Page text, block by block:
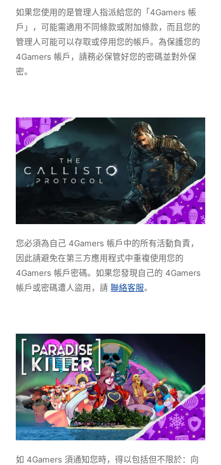
如果您使用的是管理人指派給您的「4Gamers 帳
戶」，可能需適用不同條款或附加條款，而且您的
管理人可能可以存取或停用您的帳戶。為保護您的
4Gamers 帳戶，請務必保管好您的密碼並對外保
密。
您必須為自己 4Gamers 帳戶中的所有活動負責，
因此請避免在第三方應用程式中重複使用您的
4Gamers 帳戶密碼。如果您發現自己的 4Gamers
帳戶或密碼遭人盜用，請 聯絡客服。
如 4Gamers 須通知您時，得以包括但不限於：向